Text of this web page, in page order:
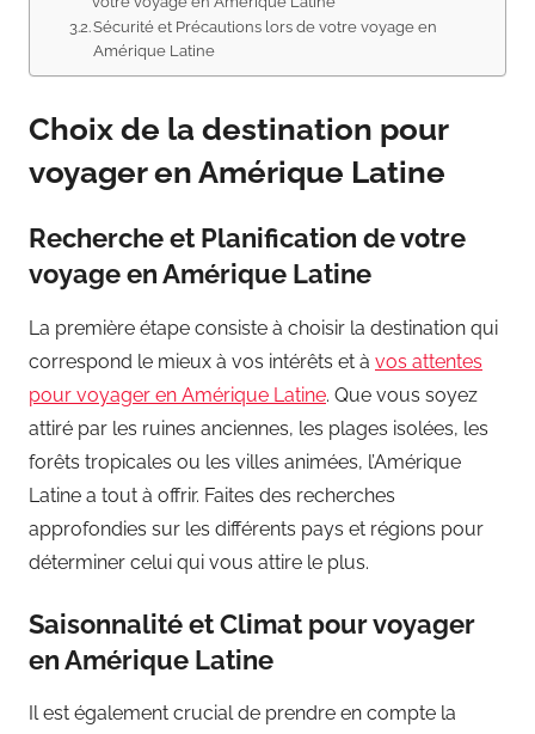
Sécurité et Précautions lors de votre voyage en
Amérique Latine
Choix de la destination pour
voyager en Amérique Latine
Recherche et Planification de votre
voyage en Amérique Latine
La première étape consiste à choisir la destination qui
correspond le mieux à vos intérêts et à vos attentes
pour voyager en Amérique Latine. Que vous soyez
attiré par les ruines anciennes, les plages isolées, les
forêts tropicales ou les villes animées, l’Amérique
Latine a tout à offrir. Faites des recherches
approfondies sur les différents pays et régions pour
déterminer celui qui vous attire le plus.
Saisonnalité et Climat pour voyager
en Amérique Latine
Il est également crucial de prendre en compte la